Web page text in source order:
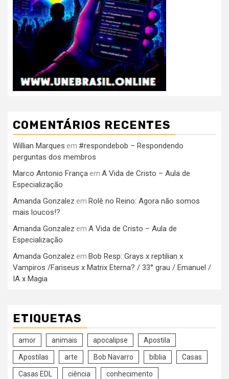
COMENTÁRIOS RECENTES
Willian Marques em #respondebob – Respondendo
perguntas dos membros
Marco Antonio França em A Vida de Cristo – Aula de
Especialização
Amanda Gonzalez em Rolê no Reino: Agora não somos
mais loucos!?
Amanda Gonzalez em A Vida de Cristo – Aula de
Especialização
Amanda Gonzalez em Bob Resp: Grays x reptilian x
Vampiros /Fariseus x Matrix Eterna? / 33° grau / Emanuel /
IA x Magia
ETIQUETAS
amor animais apocalipse Apostila
Apostilas arte Bob Navarro bíblia Casas
Casas EDL ciência conhecimento